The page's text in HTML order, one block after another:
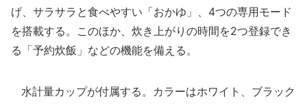
げ、サラサラと食べやすい「おかゆ」、4つの専用モード
を搭載する。このほか、炊き上がりの時間を2つ登録でき
る「予約炊飯」などの機能を備える。
水計量カップが付属する。カラーはホワイト、ブラック